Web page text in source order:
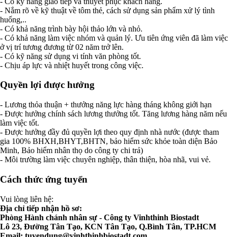
- Nắm rõ về kỹ thuật về tôm thẻ, cách sử dụng sản phẩm xử lý tình
huống,..
- Có khả năng trình bày hội thảo lớn và nhỏ.
- Có khả năng làm việc nhóm và quản lý. Ưu tiên ứng viên đã làm việc
ở vị trí tương đương từ 02 năm trở lên.
- Có kỹ năng sử dụng vi tính văn phòng tốt.
- Chịu áp lực và nhiệt huyết trong công việc.
Quyền lợi được hưởng
- Lương thỏa thuận + thưởng năng lực hàng tháng không giới hạn
- Được hưởng chính sách lương thưởng tốt. Tăng lương hàng năm nếu
làm việc tốt.
- Được hưởng đầy đủ quyền lợi theo quy định nhà nước (được tham
gia 100% BHXH,BHYT,BHTN, bảo hiểm sức khỏe toàn diện Bảo
Minh, Bảo hiểm nhân thọ do công ty chi trả)
- Môi trường làm việc chuyên nghiệp, thân thiện, hòa nhã, vui vẻ.
Cách thức ứng tuyển
Vui lòng liên hệ:
Địa chỉ tiếp nhận hồ sơ:
Phòng Hành chánh nhân sự - Công ty Vinhthinh Biostadt
Lô 23, Đường Tân Tạo, KCN Tân Tạo, Q.Bình Tân, TP.HCM